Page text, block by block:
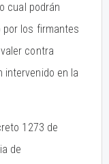
cual podrán
los firmantes
contra
intervenido en la
1273 de
de